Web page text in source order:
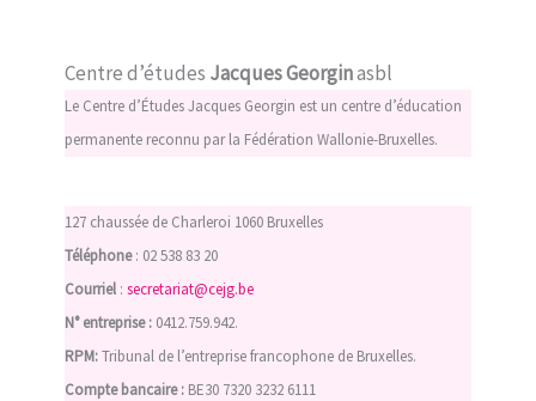
Centre d’études Jacques Georginasbl
Le Centre d’Études Jacques Georgin est un centre d’éducation
permanente reconnu par la Fédération Wallonie-Bruxelles.
127 chaussée de Charleroi 1060 Bruxelles
Téléphone: 02 538 83 20
Courriel : secretariat@cejg.be
N° entreprise : 0412.759.942.
RPM:Tribunal de l’entreprise francophone de Bruxelles.
Compte bancaire : BE30 7320 3232 6111